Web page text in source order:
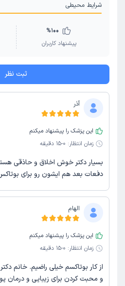
شرایط محیطی
%100
پیشنهاد کاربران
ثبت نظر
آذر
این پزشک را پیشنهاد میکنم
زمان انتظار: 0-15 دقیقه
بسیار دکتر خوش اخلاق و حاذقی
دفعات بعد هم ایشون رو برای
الهام
این پزشک را پیشنهاد میکنم
زمان انتظار: 0-15 دقیقه
از کار بوتاکسم خیلی راضیم. خانم
و محبت کردن برای زیبایی و درمان